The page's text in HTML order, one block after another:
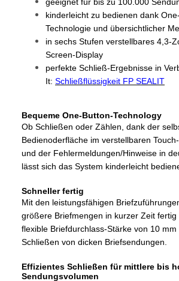
kinderleicht zu bedienen dank
Technologie und übersichtlicher
in sechs Stufen verstellbares 4,3-
Screen-Display
perfekte Schließ-Ergebnisse in
It: Schließflüssigkeit FP SEALIT
Bequeme One-Button-Technology
Ob Schließen oder Zählen, dank der
Bedienoderfläche im verstellbaren
und der Fehlermeldungen/Hinweise in
lässt sich das System kinderleicht
Schneller fertig
Mit den leistungsfähigen
größere Briefmengen in kurzer Zeit fertig
flexible Briefdurchlass-Stärke von 10
Schließen von dicken Briefsendungen.
Effizientes Schließen für mittlere bis
Sendungsvolumen